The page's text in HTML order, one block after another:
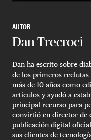
AUTOR
Dan Trecroci
Dan ha escrito sobre
de los primeros reclutas
más de 10 años como
artículos y ayudó a
principal recurso para
convirtió en director de
publicación digital oficial
sus clientes de